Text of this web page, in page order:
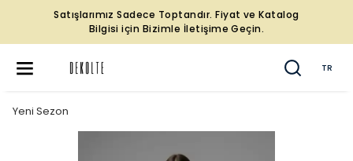
Satışlarımız Sadece Toptandır. Fiyat ve Katalog
Bilgisi için Bizimle İletişime Geçin.
TR
Yeni Sezon